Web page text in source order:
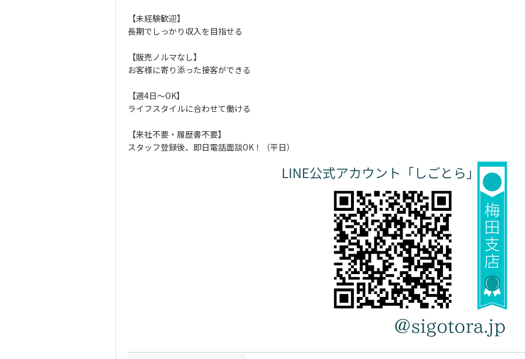
【未経験歓迎】
長期でしっかり収入を目指せる
【販売ノルマなし】
お客様に寄り添った接客ができる
【週4日～OK】
ライフスタイルに合わせて働ける
【来社不要・履歴書不要】
スタッフ登録後、即日電話面談OK！（平日）